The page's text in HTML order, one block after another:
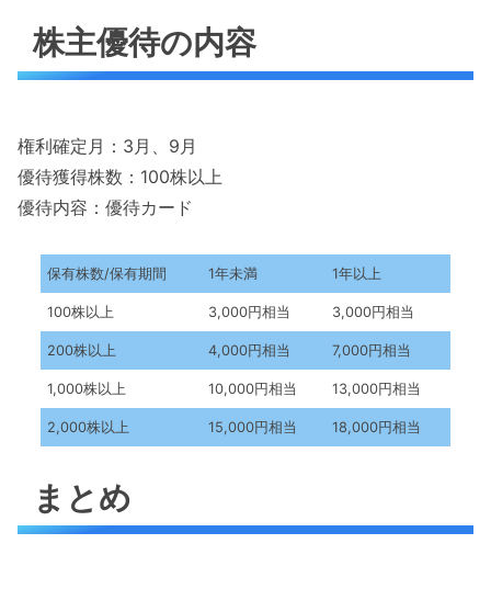
株主優待の内容
権利確定月：3月、9月
優待獲得株数：100株以上
優待内容：優待カード
保有株数/保有期間 1年未満 1年以上
100株以上 3,000円相当 3,000円相当
200株以上 4,000円相当 7,000円相当
1,000株以上 10,000円相当 13,000円相当
2,000株以上 15,000円相当 18,000円相当
まとめ